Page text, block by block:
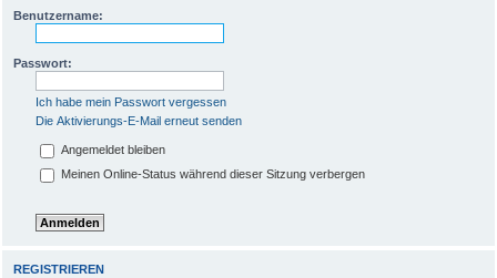
Benutzername:
Passwort:
Ich habe mein Passwort vergessen
Die Aktivierungs-E-Mail erneut senden
Angemeldet bleiben
Meinen Online-Status während dieser Sitzung verbergen
REGISTRIEREN